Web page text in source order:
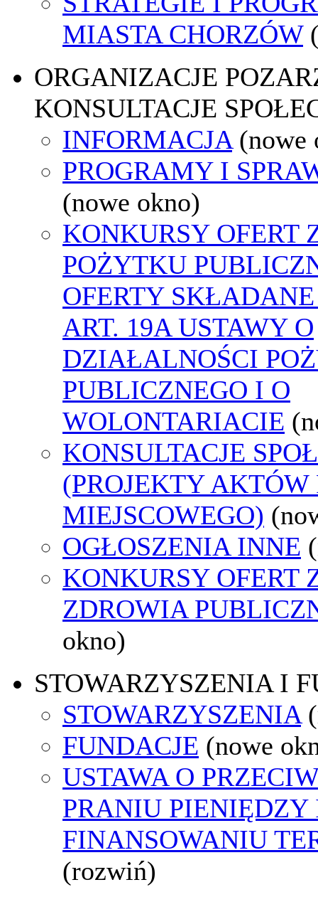
MIASTA CHORZÓW
ORGANIZACJE
KONSULTACJE
INFORMACJA (nowe
PROGRAMY I
(nowe okno)
KONKURSY OFERT
POŻYTKU
OFERTY
ART. 19A USTAWY O
DZIAŁALNOŚCI
PUBLICZNEGO I O
WOLONTARIACIE
KONSULTACJE
(PROJEKTY AKTÓW
MIEJSCOWEGO)
OGŁOSZENIA INNE
KONKURSY OFERT
ZDROWIA
okno)
STOWARZYSZENIA I
STOWARZYSZENIA
FUNDACJE (nowe
USTAWA O
PRANIU PIENIĘDZY
FINANSOWANIU
(rozwiń)